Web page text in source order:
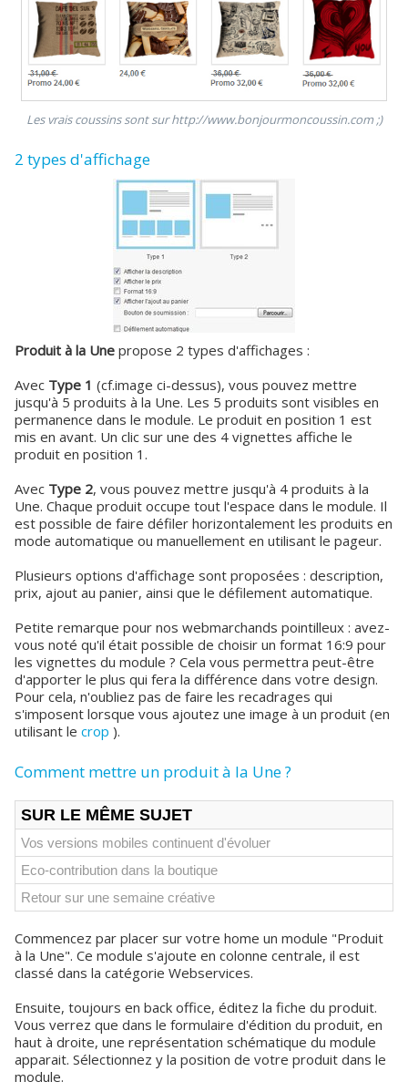
Les vrais coussins sont sur http://www.bonjourmoncoussin.com ;)
2 types d'affichage
Produit à la Une propose 2 types d'affichages :
Avec Type 1 (cf.image ci-dessus), vous pouvez mettre
jusqu'à 5 produits à la Une. Les 5 produits sont visibles en
permanence dans le module. Le produit en position 1 est
mis en avant. Un clic sur une des 4 vignettes affiche le
produit en position 1.
Avec Type 2, vous pouvez mettre jusqu'à 4 produits à la
Une. Chaque produit occupe tout l'espace dans le module. Il
est possible de faire défiler horizontalement les produits en
mode automatique ou manuellement en utilisant le pageur.
Plusieurs options d'affichage sont proposées : description,
prix, ajout au panier, ainsi que le défilement automatique.
Petite remarque pour nos webmarchands pointilleux : avez-
vous noté qu'il était possible de choisir un format 16:9 pour
les vignettes du module ? Cela vous permettra peut-être
d'apporter le plus qui fera la différence dans votre design.
Pour cela, n'oubliez pas de faire les recadrages qui
s'imposent lorsque vous ajoutez une image à un produit (en
utilisant le crop ).
Comment mettre un produit à la Une ?
SUR LE MÊME SUJET
Vos versions mobiles continuent d'évoluer
Eco-contribution dans la boutique
Retour sur une semaine créative
Commencez par placer sur votre home un module "Produit
à la Une". Ce module s'ajoute en colonne centrale, il est
classé dans la catégorie Webservices.
Ensuite, toujours en back office, éditez la fiche du produit.
Vous verrez que dans le formulaire d'édition du produit, en
haut à droite, une représentation schématique du module
apparait. Sélectionnez y la position de votre produit dans le
module.